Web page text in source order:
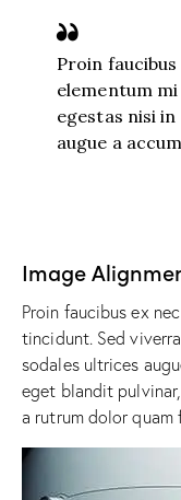
Proin
elementum
egestas nisi
augue a
Image
Proin faucibus ex
tincidunt. Sed
sodales ultrices
eget blandit
a rutrum dolor quam